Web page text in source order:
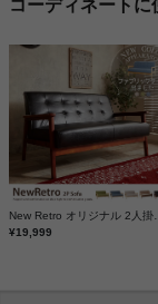
コーディネート
New
¥19,999